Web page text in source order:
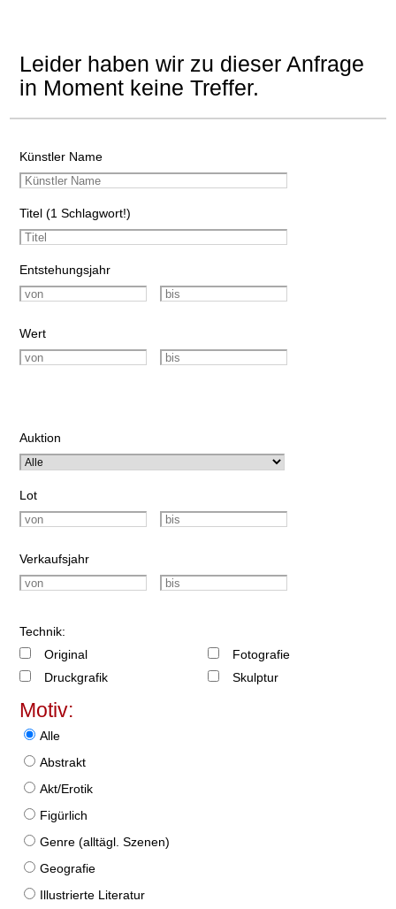
Leider haben wir zu dieser Anfrage
in Moment keine Treffer.
Künstler Name
Titel (1 Schlagwort!)
Entstehungsjahr
Wert
Auktion
Lot
Verkaufsjahr
Technik:
Original
Druckgrafik
Fotografie
Skulptur
Motiv:
Alle
Abstrakt
Akt/Erotik
Figürlich
Genre (alltägl. Szenen)
Geografie
Illustrierte Literatur